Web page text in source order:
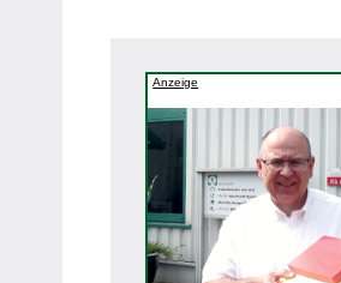
Anzeige